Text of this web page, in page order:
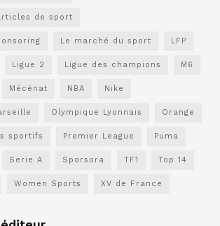
de sport
Le marché du sport LFP
Ligue 2 Ligue des champions M6
Mécénat NBA Nike
Olympique Lyonnais Orange
sportifs Premier League Puma
Serie A Sporsora TF1 Top 14
Women Sports XV de France